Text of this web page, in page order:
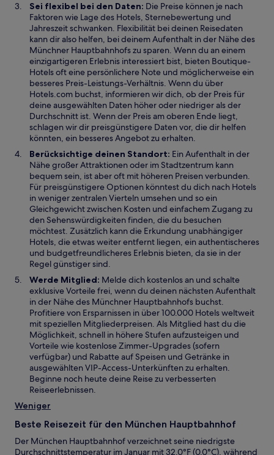
Sei flexibel bei den Daten: Die Preise können je nach
Faktoren wie Lage des Hotels, Sternebewertung und
Jahreszeit schwanken. Flexibilität bei deinen Reisedaten
kann dir also helfen, bei deinem Aufenthalt in der Nähe des
Münchner Hauptbahnhofs zu sparen. Wenn du an einem
einzigartigeren Erlebnis interessiert bist, bieten Boutique-
Hotels oft eine persönlichere Note und möglicherweise ein
besseres Preis-Leistungs-Verhältnis. Wenn du über
Hotels.com buchst, informieren wir dich, ob der Preis für
deine ausgewählten Daten höher oder niedriger als der
Durchschnitt ist. Wenn der Preis am oberen Ende liegt,
schlagen wir dir preisgünstigere Daten vor, die dir helfen
könnten, ein besseres Angebot zu erhalten.
Berücksichtige deinen Standort: Ein Aufenthalt in der
Nähe großer Attraktionen oder im Stadtzentrum kann
bequem sein, ist aber oft mit höheren Preisen verbunden.
Für preisgünstigere Optionen könntest du dich nach Hotels
in weniger zentralen Vierteln umsehen und so ein
Gleichgewicht zwischen Kosten und einfachem Zugang zu
den Sehenswürdigkeiten finden, die du besuchen
möchtest. Zusätzlich kann die Erkundung unabhängiger
Hotels, die etwas weiter entfernt liegen, ein authentischeres
und budgetfreundlicheres Erlebnis bieten, da sie in der
Regel günstiger sind.
Werde Mitglied: Melde dich kostenlos an und schalte
exklusive Vorteile frei, wenn du deinen nächsten Aufenthalt
in der Nähe des Münchner Hauptbahnhofs buchst.
Profitiere von Ersparnissen in über 100.000 Hotels weltweit
mit speziellen Mitgliederpreisen. Als Mitglied hast du die
Möglichkeit, schnell in höhere Stufen aufzusteigen und
Vorteile wie kostenlose Zimmer-Upgrades (sofern
verfügbar) und Rabatte auf Speisen und Getränke in
ausgewählten VIP-Access-Unterkünften zu erhalten.
Beginne noch heute deine Reise zu verbesserten
Reiseerlebnissen.
Weniger
Beste Reisezeit für den München Hauptbahnhof
Der München Hauptbahnhof verzeichnet seine niedrigste
Durchschnittstemperatur im Januar mit 32,0°F (0,0°C), während